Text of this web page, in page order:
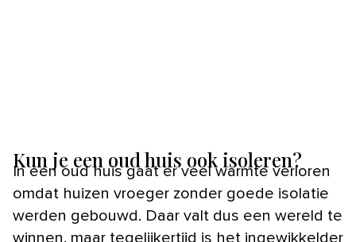
Kun je een oud huis ook isoleren?
In een oud huis gaat er veel warmte verloren
omdat huizen vroeger zonder goede isolatie
werden gebouwd. Daar valt dus een wereld te
winnen, maar tegelijkertijd is het ingewikkelder